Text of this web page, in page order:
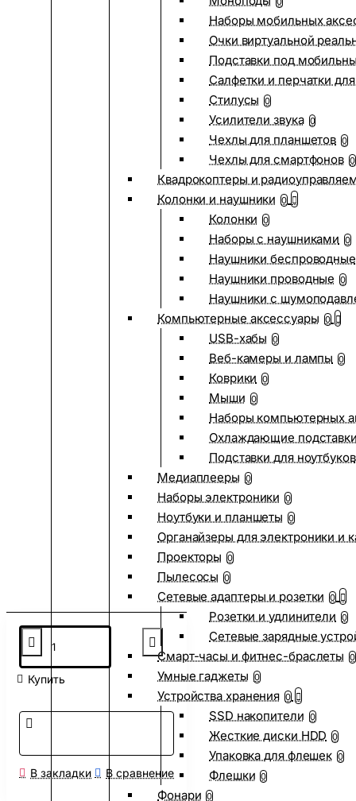
Наборы мобильных
Очки виртуальной
Подставки под
Салфетки и перчатки
Стилусы 0
Усилители звука 0
Чехлы для планшетов 0
Чехлы для смартфонов 0
Квадрокоптеры и
Колонки и наушники 0
Колонки 0
Наборы с наушниками 0
Наушники беспроводные
Наушники проводные 0
Наушники с
Компьютерные аксессуары 0
USB-хабы 0
Веб-камеры и лампы 0
Коврики 0
Мыши 0
Наборы компьютерных
Охлаждающие
Подставки для ноутбуков
Медиаплееры 0
Наборы электроники 0
Ноутбуки и планшеты 0
Органайзеры для электроники и
Проекторы 0
Пылесосы 0
Сетевые адаптеры и розетки 0
Розетки и удлинители 0
Сетевые зарядные
Смарт-часы и фитнес-браслеты 0
Умные гаджеты 0
Устройства хранения 0
SSD накопители 0
Жесткие диски HDD 0
Упаковка для флешек 0
Флешки 0
Фонари 0
Купить
В закладки В сравнение